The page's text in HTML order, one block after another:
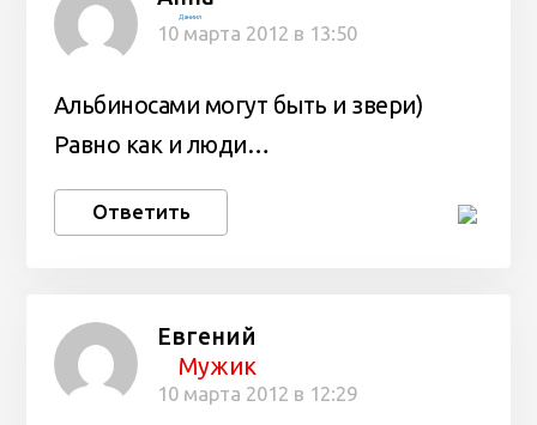
Даниил
10 марта 2012 в 13:50
Альбиносами могут быть и звери)
Равно как и люди…
Ответить
Евгений
Мужик
10 марта 2012 в 12:29